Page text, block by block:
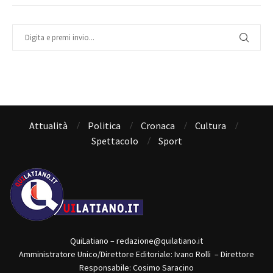
Attualità Politica Cronaca
Cultura
Spettacolo
Sport
QuiLatiano – redazione@quilatiano.it
Amministratore Unico/Direttore Editoriale: Ivano Rolli – Direttore
Responsabile: Cosimo Saracino